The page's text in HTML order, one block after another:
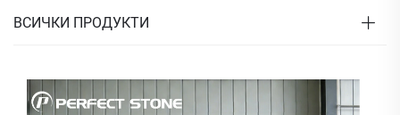
ВСИЧКИ ПРОДУКТИ